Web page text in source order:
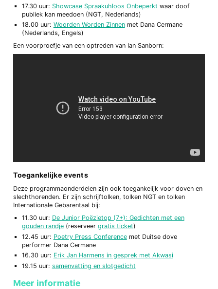
17.30 uur: Showcase Spraakuhloos Onbeperkt waar doof
publiek kan meedoen (NGT, Nederlands)
18.00 uur: Woorden Worden Zinnenmet Dana Cermane
(Nederlands, Engels)
Een voorproefje van een optreden van Ian Sanborn:
Toegankelijke events
Deze programmaonderdelen zijn ook toegankelijk voor doven en
slechthorenden. Er zijn schrijftolken, tolken NGT en tolken
Internationale Gebarentaal bij:
11.30 uur: De Junior Poëzietop (7+): Gedichten met een
gouden randje(reserveer gratis ticket)
12.45 uur: Poetry Press Conferencemet Duitse dove
performer Dana Cermane
16.30 uur: Erik Jan Harmens in gesprek met Akwasi
19.15 uur: samenvatting en slotgedicht
Meer informatie